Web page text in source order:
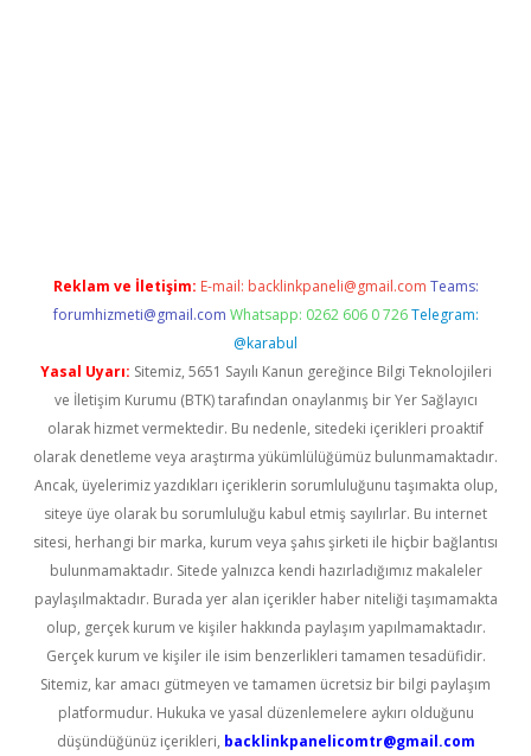
Reklam ve İletişim: E-mail: backlinkpaneli@gmail.com Teams:
forumhizmeti@gmail.com Whatsapp: 0262 606 0 726 Telegram:
@karabul
Yasal Uyarı: Sitemiz, 5651 Sayılı Kanun gereğince Bilgi Teknolojileri
ve İletişim Kurumu (BTK) tarafından onaylanmış bir Yer Sağlayıcı
olarak hizmet vermektedir. Bu nedenle, sitedeki içerikleri proaktif
olarak denetleme veya araştırma yükümlülüğümüz bulunmamaktadır.
Ancak, üyelerimiz yazdıkları içeriklerin sorumluluğunu taşımakta olup,
siteye üye olarak bu sorumluluğu kabul etmiş sayılırlar. Bu internet
sitesi, herhangi bir marka, kurum veya şahıs şirketi ile hiçbir bağlantısı
bulunmamaktadır. Sitede yalnızca kendi hazırladığımız makaleler
paylaşılmaktadır. Burada yer alan içerikler haber niteliği taşımamakta
olup, gerçek kurum ve kişiler hakkında paylaşım yapılmamaktadır.
Gerçek kurum ve kişiler ile isim benzerlikleri tamamen tesadüfidir.
Sitemiz, kar amacı gütmeyen ve tamamen ücretsiz bir bilgi paylaşım
platformudur. Hukuka ve yasal düzenlemelere aykırı olduğunu
düşündüğünüz içerikleri, backlinkpanelicomtr@gmail.com